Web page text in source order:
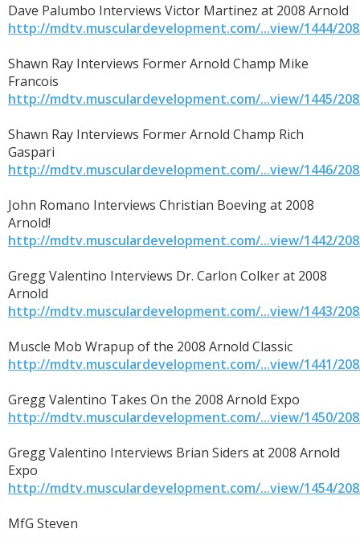
Dave Palumbo Interviews Victor Martinez at 2008 Arnold
http://mdtv.musculardevelopment.com/...view/1444/
Shawn Ray Interviews Former Arnold Champ Mike
Francois
http://mdtv.musculardevelopment.com/...view/1445/
Shawn Ray Interviews Former Arnold Champ Rich
Gaspari
http://mdtv.musculardevelopment.com/...view/1446/
John Romano Interviews Christian Boeving at 2008
Arnold!
http://mdtv.musculardevelopment.com/...view/1442/
Gregg Valentino Interviews Dr. Carlon Colker at 2008
Arnold
http://mdtv.musculardevelopment.com/...view/1443/
Muscle Mob Wrapup of the 2008 Arnold Classic
http://mdtv.musculardevelopment.com/...view/1441/
Gregg Valentino Takes On the 2008 Arnold Expo
http://mdtv.musculardevelopment.com/...view/1450/
Gregg Valentino Interviews Brian Siders at 2008 Arnold
Expo
http://mdtv.musculardevelopment.com/...view/1454/
MfG Steven